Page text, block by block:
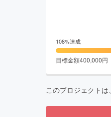
108%達成
目標金額400,000円
このプロジェクトは、